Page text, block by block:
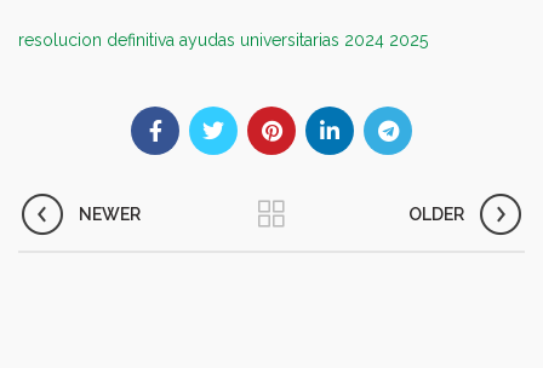
resolucion definitiva ayudas universitarias 2024 2025
NEWER OLDER